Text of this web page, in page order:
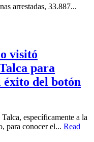
arrestadas, 33.887...
visitó
para
éxito del botón
específicamente a la
para conocer el... Read